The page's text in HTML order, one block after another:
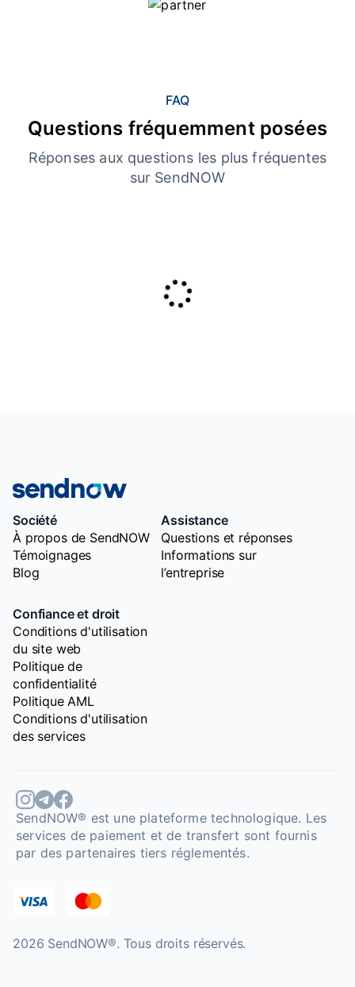
FAQ
Questions fréquemment posées
Réponses aux questions les plus fréquentes
sur SendNOW
Société
À propos de SendNOW
Témoignages
Blog
Assistance
Questions et réponses
Informations sur
l’entreprise
Confiance et droit
Conditions d'utilisation
du site web
Politique de
confidentialité
Politique AML
Conditions d'utilisation
des services
SendNOW® est une plateforme technologique. Les
services de paiement et de transfert sont fournis
par des partenaires tiers réglementés.
2026 SendNOW®. Tous droits réservés.